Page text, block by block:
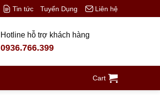
Tin tức Tuyển Dụng Liên hệ
Hotline hỗ trợ khách hàng
0936.766.399
Cart